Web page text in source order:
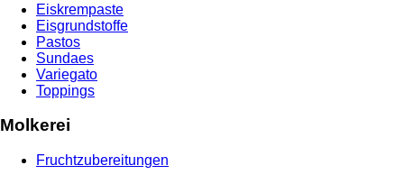
Eiskrempaste
Eisgrundstoffe
Pastos
Sundaes
Variegato
Toppings
Molkerei
Fruchtzubereitungen